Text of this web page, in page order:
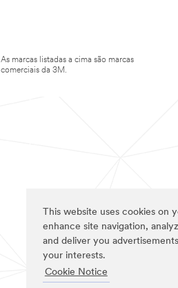
This website uses cookies on
enhance site navigation,
and deliver you
your interests.
Cookie Notice
As marcas listadas a cima são marcas
comerciais da 3M.